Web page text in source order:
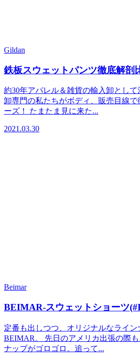
Gildan
鉄板スウェットパンツ徹底解剖
約30年アパレル＆雑貨の輸入卸とし
卸専門の私たちがボディ、販売目線で
ーズ！ たまたま見に来た...
2021.03.30
Beimar
BEIMAR-スウェットショーツ
定番も出しつつ、オリジナルなライ
BEIMAR。 先日のアメリカ出張の際
ナップがゴロゴロ。追って...